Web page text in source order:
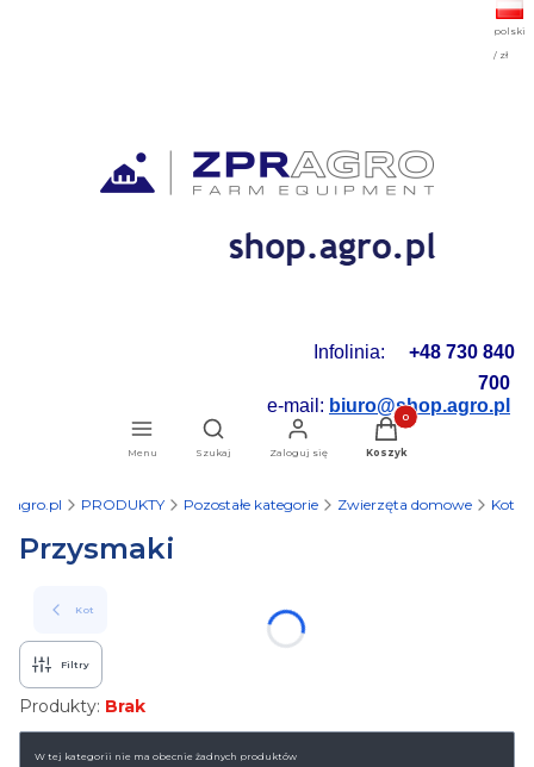
polski
/ zł
Infolinia: +48 730 840
700
e-mail: biuro@shop.agro.pl
Menu
Otwórz wyszukiwarkę
Szukaj Zaloguj się
Produkty w koszyku: 0.
Koszyk
PRODUKTY Pozostałe kategorie Zwierzęta domowe Kot
Przysmaki
Kot
Filtry
Produkty: Brak
Lista produktów
W tej kategorii nie ma obecnie żadnych produktów